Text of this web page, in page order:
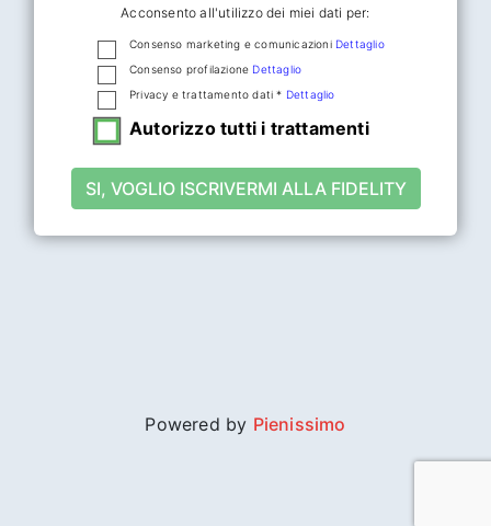
Acconsento all'utilizzo dei miei dati per:
Consenso marketing e comunicazioni Dettaglio
Consenso profilazione Dettaglio
Privacy e trattamento dati * Dettaglio
Autorizzo tutti i trattamenti
SI, VOGLIO ISCRIVERMI ALLA FIDELITY
Powered by Pienissimo